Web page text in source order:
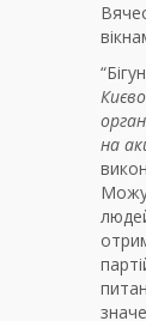
на